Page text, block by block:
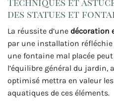
des statues et
La réussite d’une décoration
par une installation
une fontaine mal placée
l’équilibre général du jardin,
optimisé mettra en valeur
aquatiques de ces éléments.